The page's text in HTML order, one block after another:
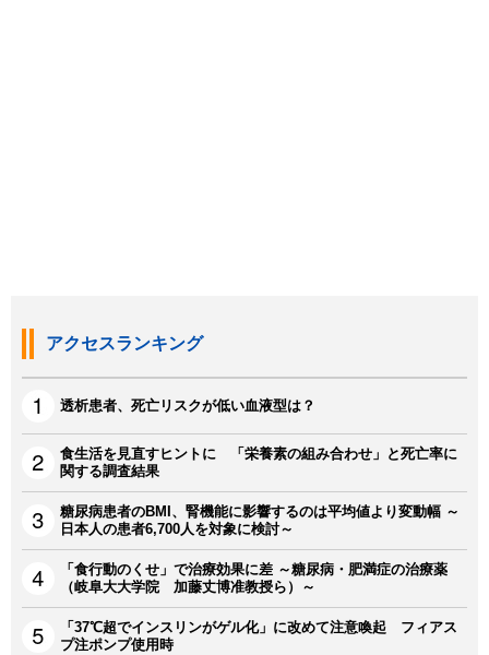
アクセスランキング
透析患者、死亡リスクが低い血液型は？
食生活を見直すヒントに 「栄養素の組み合わせ」と死亡率に
関する調査結果
糖尿病患者のBMI、腎機能に影響するのは平均値より変動幅 ～
日本人の患者6,700人を対象に検討～
「食行動のくせ」で治療効果に差 ～糖尿病・肥満症の治療薬
（岐阜大大学院 加藤丈博准教授ら）～
「37℃超でインスリンがゲル化」に改めて注意喚起 フィアス
プ注ポンプ使用時